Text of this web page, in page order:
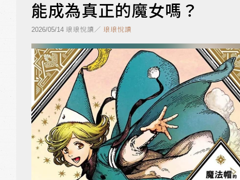
能成為真正的魔女嗎？
2026/05/14 琅琅悅讀／ 琅琅悅讀